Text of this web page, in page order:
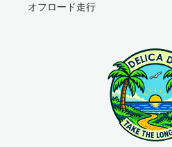
オフロード走行